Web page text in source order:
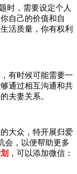
时，需要设定个人
自己的价值和自
活质量，你有权利
有时候可能需要一
通过相互沟通和共
夫妻关系。
大众，特开展归爱
会，以便帮助更多
，可以添加微信：